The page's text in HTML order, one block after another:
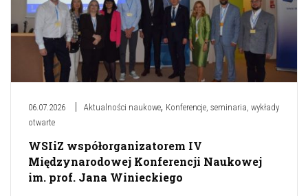
06.07.2026 Aktualności naukowe, Konferencje, seminaria, wykłady
otwarte
WSIiZ współorganizatorem IV
Międzynarodowej Konferencji Naukowej
im. prof. Jana Winieckiego